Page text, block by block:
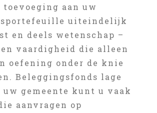
aan uw
uiteindelijk
en deels wetenschap –
vaardigheid die alleen
oefening onder de knie
Beleggingsfonds lage
gemeente kunt u vaak
aanvragen op